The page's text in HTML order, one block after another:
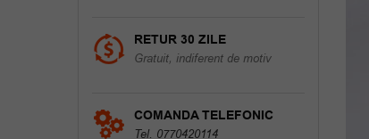
RETUR 30 ZILE
Gratuit, indiferent de motiv
COMANDA TELEFONIC
Tel. 0770420114